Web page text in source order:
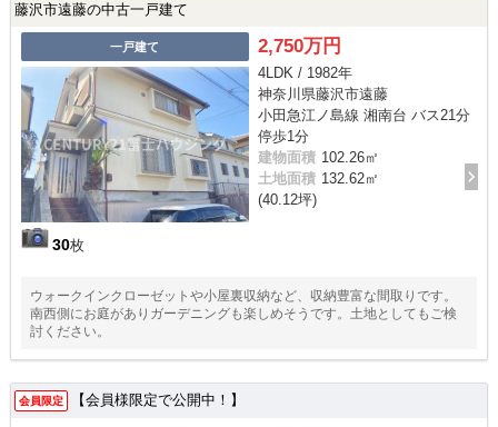
藤沢市遠藤の中古一戸建て
一戸建て
30枚
2,750万円
4LDK / 1982年
神奈川県藤沢市遠藤
小田急江ノ島線 湘南台 バス21分
停歩1分
建物面積 102.26㎡
土地面積 132.62㎡
(40.12坪)
ウォークインクローゼットや小屋裏収納など、収納豊富な間取りです。
南西側にお庭がありガーデニングも楽しめそうです。土地としてもご検
討ください。
会員限定 【会員様限定で公開中！】